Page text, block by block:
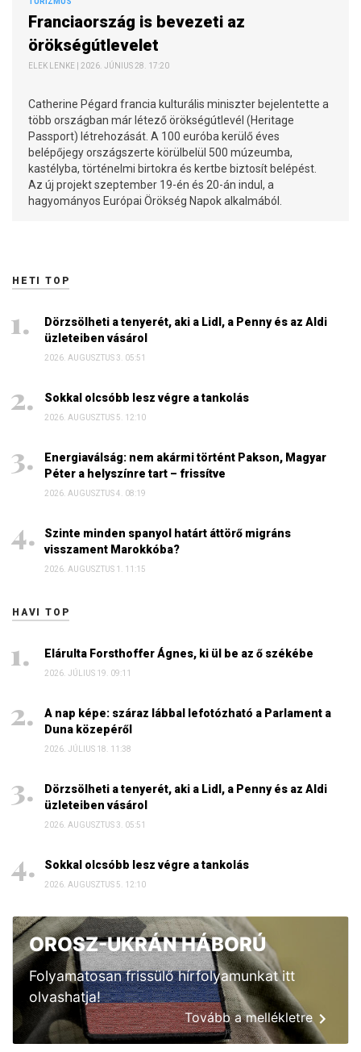
Franciaország is bevezeti az
örökségútlevelet
ELEK LENKE | 2026. JÚNIUS 28. 17:20
Catherine Pégard francia kulturális miniszter bejelentette a
több országban már létező örökségútlevél (Heritage
Passport) létrehozását. A 100 euróba kerülő éves
belépőjegy országszerte körülbelül 500 múzeumba,
kastélyba, történelmi birtokra és kertbe biztosít belépést.
Az új projekt szeptember 19-én és 20-án indul, a
hagyományos Európai Örökség Napok alkalmából.
HETI TOP
Dörzsölheti a tenyerét, aki a Lidl, a Penny és az Aldi
üzleteiben vásárol
2026. AUGUSZTUS 3. 05:51
Sokkal olcsóbb lesz végre a tankolás
2026. AUGUSZTUS 5. 12:10
Energiaválság: nem akármi történt Pakson, Magyar
Péter a helyszínre tart – frissítve
2026. AUGUSZTUS 4. 08:19
Szinte minden spanyol határt áttörő migráns
visszament Marokkóba?
2026. AUGUSZTUS 1. 11:15
HAVI TOP
Elárulta Forsthoffer Ágnes, ki ül be az ő székébe
2026. JÚLIUS 19. 09:11
A nap képe: száraz lábbal lefotózható a Parlament a
Duna közepéről
2026. JÚLIUS 18. 11:38
Dörzsölheti a tenyerét, aki a Lidl, a Penny és az Aldi
üzleteiben vásárol
2026. AUGUSZTUS 3. 05:51
Sokkal olcsóbb lesz végre a tankolás
2026. AUGUSZTUS 5. 12:10
OROSZ-UKRÁN HÁBORÚ
Folyamatosan frissülő hírfolyamunkat itt
olvashatja!
Tovább a mellékletre